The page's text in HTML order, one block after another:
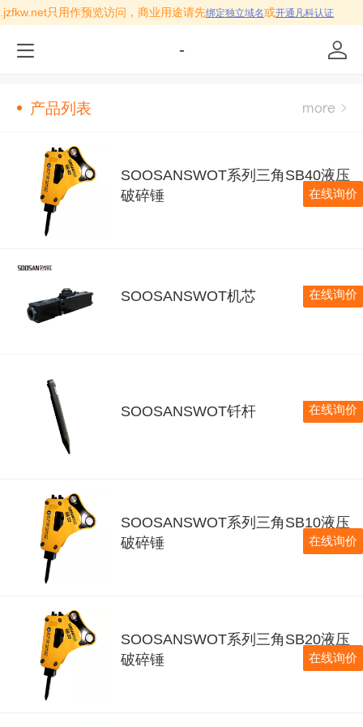
只用作预览访问，商业用途请先绑定独立域名或开通凡科认证
-
产品列表
SOOSANSWOT系列三角SB40液压
破碎锤
在线询价
SOOSANSWOT机芯 在线询价
SOOSANSWOT钎杆 在线询价
SOOSANSWOT系列三角SB10液压
破碎锤
在线询价
SOOSANSWOT系列三角SB20液压
破碎锤
在线询价